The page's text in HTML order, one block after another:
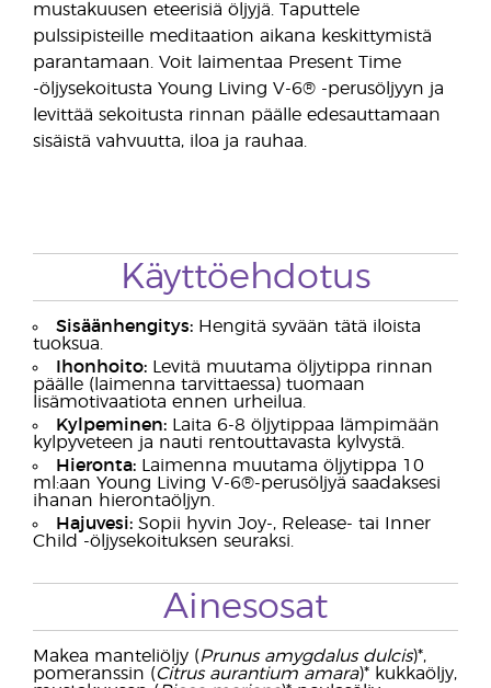
mustakuusen eteerisiä öljyjä. Taputtele
pulssipisteille meditaation aikana keskittymistä
parantamaan. Voit laimentaa Present Time
-öljysekoitusta Young Living V-6® -perusöljyyn ja
levittää sekoitusta rinnan päälle edesauttamaan
sisäistä vahvuutta, iloa ja rauhaa.
Käyttöehdotus
Sisäänhengitys: Hengitä syvään tätä iloista
tuoksua.
Ihonhoito: Levitä muutama öljytippa rinnan
päälle (laimenna tarvittaessa) tuomaan
lisämotivaatiota ennen urheilua.
Kylpeminen: Laita 6-8 öljytippaa lämpimään
kylpyveteen ja nauti rentouttavasta kylvystä.
Hieronta: Laimenna muutama öljytippa 10
ml:aan Young Living V-6®-perusöljyä saadaksesi
ihanan hierontaöljyn.
Hajuvesi: Sopii hyvin Joy-, Release- tai Inner
Child -öljysekoituksen seuraksi.
Ainesosat
Makea manteliöljy (Prunus amygdalus dulcis)*,
pomeranssin (Citrus aurantium amara)* kukkaöljy,